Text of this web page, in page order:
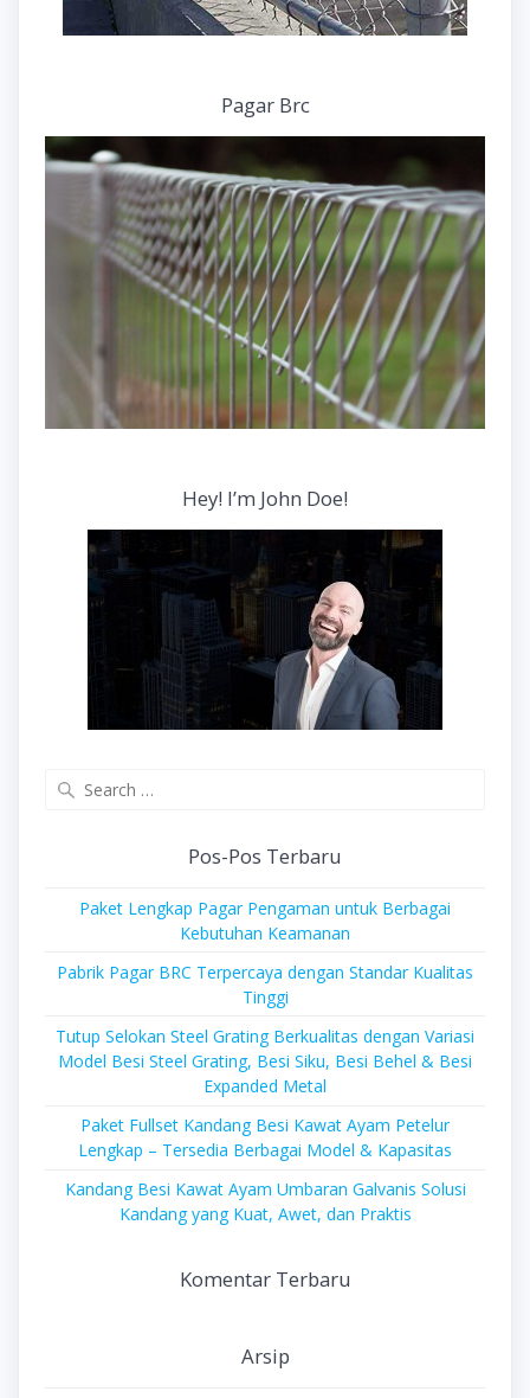
Pagar Brc
Hey! I’m John Doe!
Pos-Pos Terbaru
Paket Lengkap Pagar Pengaman untuk Berbagai
Kebutuhan Keamanan
Pabrik Pagar BRC Terpercaya dengan Standar Kualitas
Tinggi
Tutup Selokan Steel Grating Berkualitas dengan Variasi
Model Besi Steel Grating, Besi Siku, Besi Behel & Besi
Expanded Metal
Paket Fullset Kandang Besi Kawat Ayam Petelur
Lengkap – Tersedia Berbagai Model & Kapasitas
Kandang Besi Kawat Ayam Umbaran Galvanis Solusi
Kandang yang Kuat, Awet, dan Praktis
Komentar Terbaru
Arsip